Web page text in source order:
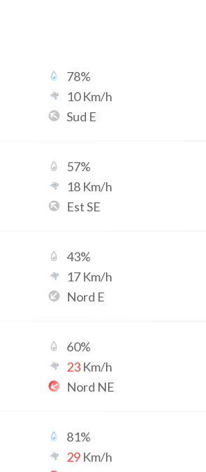
78%
10Km/h
Sud E
57%
18 Km/h
Est SE
43%
17 Km/h
Nord E
60%
23 Km/h
Nord NE
81%
29 Km/h